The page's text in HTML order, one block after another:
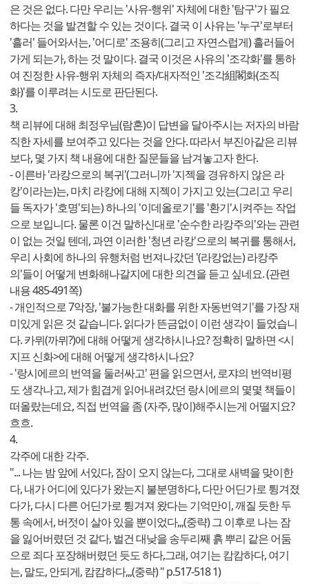
은 것은 없다. 다만 우리는 '사유-행위' 자체에 대한 '탐구'가 필요
하다는 것을 발견할 수 있는 것이다. 결국 이 사유는 '누구'로부터
'흘러' 들어와서는, '어디로' 조용히(그리고 자연스럽게) 흘러들어
가게 되는가, 하는 것 말이다. 결국 이것은 사유의 '조각화'를 통하
여 진정한 사유-행위 자체의 즉자/대자적인 '조각組閣화(조직
화)'를 이루려는 시도로 판단된다.
3.
책 리뷰에 대해 최정우님(람혼)이 답변을 달아주시는 저자의 바람
직한 자세를 보여주고 있다는 것을 안다. 따라서 부진아같은 리뷰
보다, 몇 가지 책 내용에 대한 질문들을 남겨놓고자 한다.
- 이른바 '라캉으로의 복귀'(그러니까 '지젝을 경유하지 않은 라
캉'이라는)는, 마치 라캉에 대해 지젝이 가지고 있는(그리고 우리
들 독자가 '호명'되는) 하나의 '이데올로기'를 '환기'시켜주는 작업
으로 보입니다. 물론 이건 말하신대로 '순수한 라캉주의'와는 관련
이 없는 것일 텐데, 과연 이러한 '청년 라캉'으로의 복귀를 통해서,
우리 사회에 하나의 유행처럼 번져나갔던 '(라캉없는) 라캉주
의'들이 어떻게 변화해나갈지에 대한 의견을 듣고 싶네요. (관련
내용 485-491쪽)
- 개인적으로 7악장, '불가능한 대화를 위한 자동번역기'를 가장 재
미있게 읽은 것 같습니다. 읽다가 뜬금없이 이런 생각이 들었습니
다. 카뮈(까뮈?)에 대해 어떻게 생각하시나요? 정확히 말하면 <시
지프 신화>에 대해 어떻게 생각하시나요?
- '랑시에르의 번역을 둘러싸고' 편을 읽으면서, 로쟈의 번역비평
도 생각나고, 제가 힘겹게 읽어내려갔던 랑시에르의 몇몇 책들이
떠올랐는데요, 직접 번역을 좀 (자주, 많이)해주시는게 어떨지요?
흐흐.
4.
각주에 대한 각주.
"... 나는 밤 앞에 서있다, 잠이 오지 않는다, 그대로 새벽을 맞이한
다, 내가 어디에 있다가 왔는지 불분명하다, 다만 어딘가로 튕겨졌
다가, 다시 다른 어딘가로 튕겨져 왔다는 기억만이, 깨질 듯한 두
통 속에서, 버젓이 살아 있을 뿐이었다,,,(중략) 그 이후로 나는 잠
을 잃어버렸던 것 같다, 벌건 대낮을 송두리째 흙 뿌리 같은 어둠
으로 죄다 포장해버렸던 듯도 하다,그래, 여기는 캄캄하다, 여기
는, 말도, 안되게, 캄캄하다,,,(중략) " p.517-518 1)